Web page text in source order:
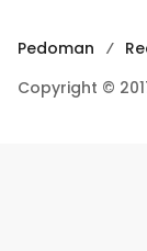
Pedoman
Copyright ©